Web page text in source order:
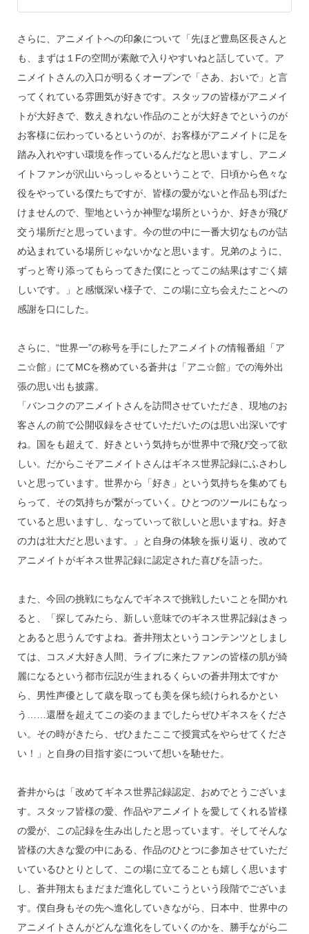
さらに、アニメイトへの印象について「先ほど豊島区長さんと
も、まずは１Fの空間が素敵で入りやすいねと話していて。ア
ニメイトさんの入口が明るくオープンで「さあ、おいで」と言
ってくれている雰囲気が好きです。スタッフの皆様がアニメイ
トが大好きで、数えきれない作品のことが大好きでというのが
お客様に伝わっているというのが、お客様がアニメイトに足を
踏み入れやすい環境を作っているんだなと思いますし、アニメ
イトファンが沢山いらっしゃるということで、日頃から色々な
役をやっている僕たちですが、皆様の愛がないと作品も羽ばた
けませんので、聖地というか神聖な場所というか、好きが飛び
交う場所だと思っています。今の世の中に一番大切なものが詰
め込まれている場所じゃないかなと思います。兄弟のように、
ずっと寄り添ってもらってきた僕にとってこの結果はすごく嬉
しいです。」と感慨深い様子で、この場に立ち会えたことへの
感謝を口にした。
さらに、“世界一”の称号を手にしたアニメイトの情報番組「ア
ニ☆館」にてMCを務めている蒼井は「アニ☆館」での海外出
張の思い出も披露。
「バンコクのアニメイトさんを訪問させていただき、現地のお
客さんの前で公開収録をさせていただいたのは思い出深いです
ね。国をも超えて、好きという気持ちが世界中で飛び交って欲
しい。だからこそアニメイトさんはギネス世界記録にふさわし
いと思っています。世界から「好き」という気持ちを集めても
らって、その気持ちが繋がっていく。ひとつのツールにもなっ
ていると思いますし、なっていって欲しいと思いますね。好き
の力は壮大だと思います。」と自身の体験を振り返り、改めて
アニメイトがギネス世界記録に認定された喜びを語った。
また、今回の挑戦にちなんでギネスで挑戦したいことを聞かれ
ると、「探してみたら、新しい意味でのギネス世界記録はきっ
とあると思うんですよね。蒼井翔太というコンテンツとしまし
ては、コスメ大好き人間、ライブに来たファンの皆様の肌が綺
麗になるという都市伝説が生まれるくらいの蒼井翔太ですか
ら、男性声優として歳を取っても美を保ち続けられるかとい
う……還暦を超えてこの姿のままでしたらぜひギネスをくださ
い。その時がきたら、ぜひまたここで授賞式をやらせてくださ
い！」と自身の目指す姿について想いを馳せた。
蒼井からは「改めてギネス世界記録認定、おめでとうございま
す。スタッフ皆様の愛、作品やアニメイトを愛してくれる皆様
の愛が、この記録を生み出したと思っています。そしてそんな
皆様の大きな愛の中にある、作品のひとつに参加させていただ
いているひとりとして、この場に立てることも嬉しく思います
し、蒼井翔太もまだまだ進化していこうという段階でございま
す。僕自身もその先へ進化していきながら、日本中、世界中の
アニメイトさんがどんな進化をしていくのかを、勝手ながら二